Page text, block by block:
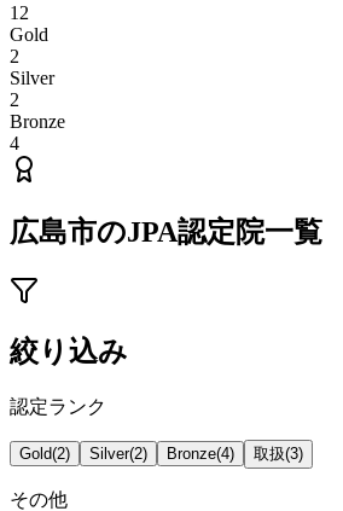
12
Gold
2
Silver
2
Bronze
4
広島市のJPA認定院一覧
絞り込み
認定ランク
Gold(2) Silver(2) Bronze(4) 取扱(3)
その他